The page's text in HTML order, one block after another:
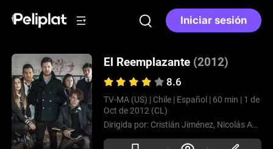
Iniciar sesión
El Reemplazante (2012)
8.6
TV-MA (US) | Chile | Español | 60 min | 1 de
Oct de 2012 (CL)
Dirigida por: Cristián Jiménez, Nicolás Acuña